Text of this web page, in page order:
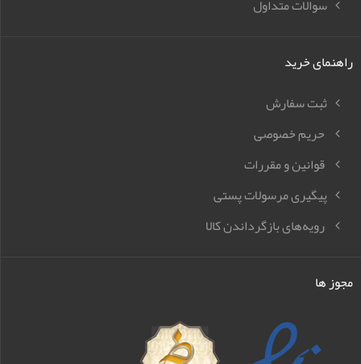
سوالات متداول
راهنمای خرید
ثبت سفارش
حریم خصوصی
قوانین و مقررات
پیگیری مرسولات پستی
رویه‌های بازگرداندن کالا
مجوز ها